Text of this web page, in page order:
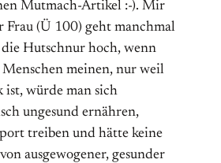
Mutmach-Artikel :-). Mir
Frau (Ü 100) geht manchmal
Hutschnur hoch, wenn
Menschen meinen, nur weil
ist, würde man sich
ungesund ernähren,
treiben und hätte keine
ausgewogener, gesunder